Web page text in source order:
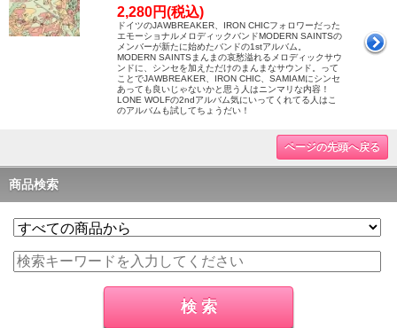
2,280円(税込)
ドイツのJAWBREAKER、IRON CHICフォロワーだった
エモーショナルメロディックバンドMODERN SAINTSの
メンバーが新たに始めたバンドの1stアルバム。
MODERN SAINTSまんまの哀愁溢れるメロディックサウ
ンドに、シンセを加えただけのまんまなサウンド。って
ことでJAWBREAKER、IRON CHIC、SAMIAMにシンセ
あっても良いじゃないかと思う人はニンマリな内容！
LONE WOLFの2ndアルバム気にいってくれてる人はこ
のアルバムも試してちょうだい！
ページの先頭へ戻る
商品検索